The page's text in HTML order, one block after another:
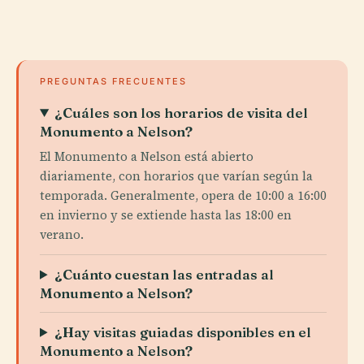
PREGUNTAS FRECUENTES
¿Cuáles son los horarios de visita del
Monumento a Nelson?
El Monumento a Nelson está abierto
diariamente, con horarios que varían según la
temporada. Generalmente, opera de 10:00 a 16:00
en invierno y se extiende hasta las 18:00 en
verano.
¿Cuánto cuestan las entradas al
Monumento a Nelson?
¿Hay visitas guiadas disponibles en el
Monumento a Nelson?